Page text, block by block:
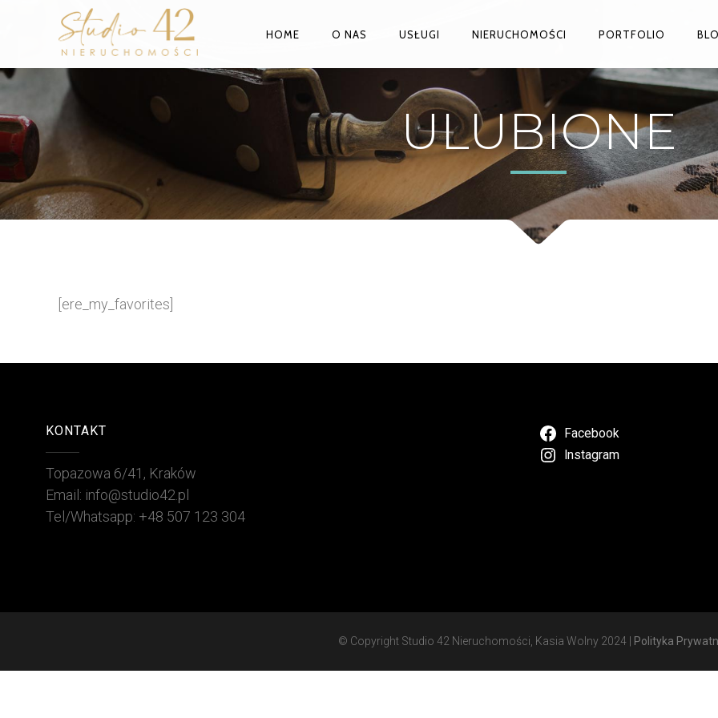
HOME O NAS USŁUGI NIERUCHOMOŚCI PORTFOLIO
ULUBIONE
[ere_my_favorites]
KONTAKT
Topazowa 6/41, Kraków
Email: info@studio42.pl
Tel/Whatsapp: +48 507 123 304
Facebook
Instagram
© Copyright Studio 42 Nieruchomości, Kasia Wolny 2024 | Polityka